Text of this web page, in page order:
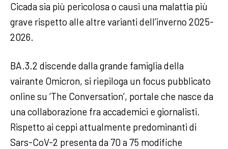
Cicada sia più pericolosa o causi una malattia più
grave rispetto alle altre varianti dell’inverno 2025-
2026.
BA.3.2 discende dalla grande famiglia della
vairante Omicron, si riepiloga un focus pubblicato
online su ‘The Conversation’, portale che nasce da
una collaborazione fra accademici e giornalisti.
Rispetto ai ceppi attualmente predominanti di
Sars-CoV-2 presenta da 70 a 75 modifiche